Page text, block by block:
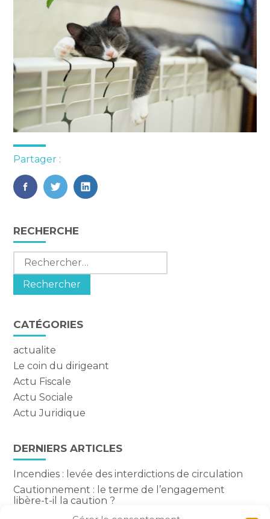
Partager :
FaceBook
TwitterLinkedIn
Blog
sidebar
RECHERCHE
Rechercher :
CATÉGORIES
actualite
Le coin du dirigeant
Actu Fiscale
Actu Sociale
Actu Juridique
DERNIERS ARTICLES
Incendies : levée des interdictions de circulation
Cautionnement : le terme de l’engagement
libère-t-il la caution ?
Transport fluvial de marchandises : une aide